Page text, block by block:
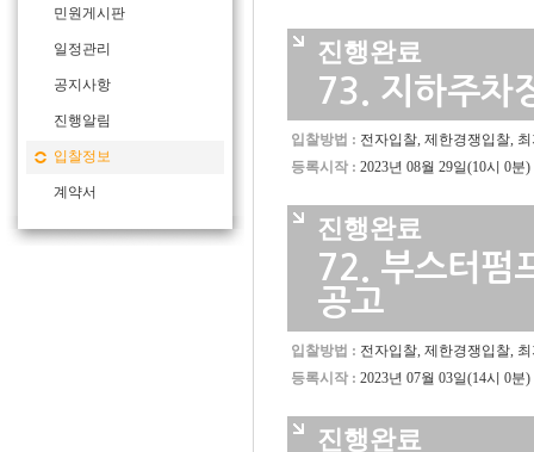
민원게시판
일정관리
공지사항
진행알림
입찰정보
계약서
진행완료
73. 지하주차
입찰방법 : 전자입찰, 제한경쟁입찰,
등록시작 : 2023년 08월 29일(10시 0분)
진행완료
72. 부스터펌
공고
입찰방법 : 전자입찰, 제한경쟁입찰,
등록시작 : 2023년 07월 03일(14시 0분)
진행완료